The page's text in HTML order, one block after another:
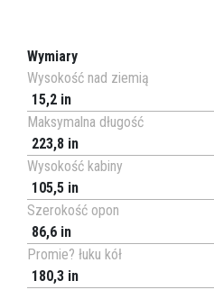
Wymiary
Wysokość nad ziemią
15,2 in
Maksymalna długość
223,8 in
Wysokość kabiny
105,5 in
Szerokość opon
86,6 in
Promie? łuku kół
180,3 in